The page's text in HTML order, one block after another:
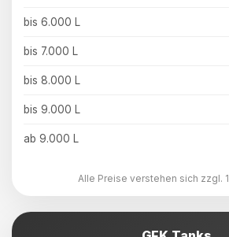
bis 6.000 L
bis 7.000 L
bis 8.000 L
bis 9.000 L
ab 9.000 L
Alle Preise verstehen sich zzgl.